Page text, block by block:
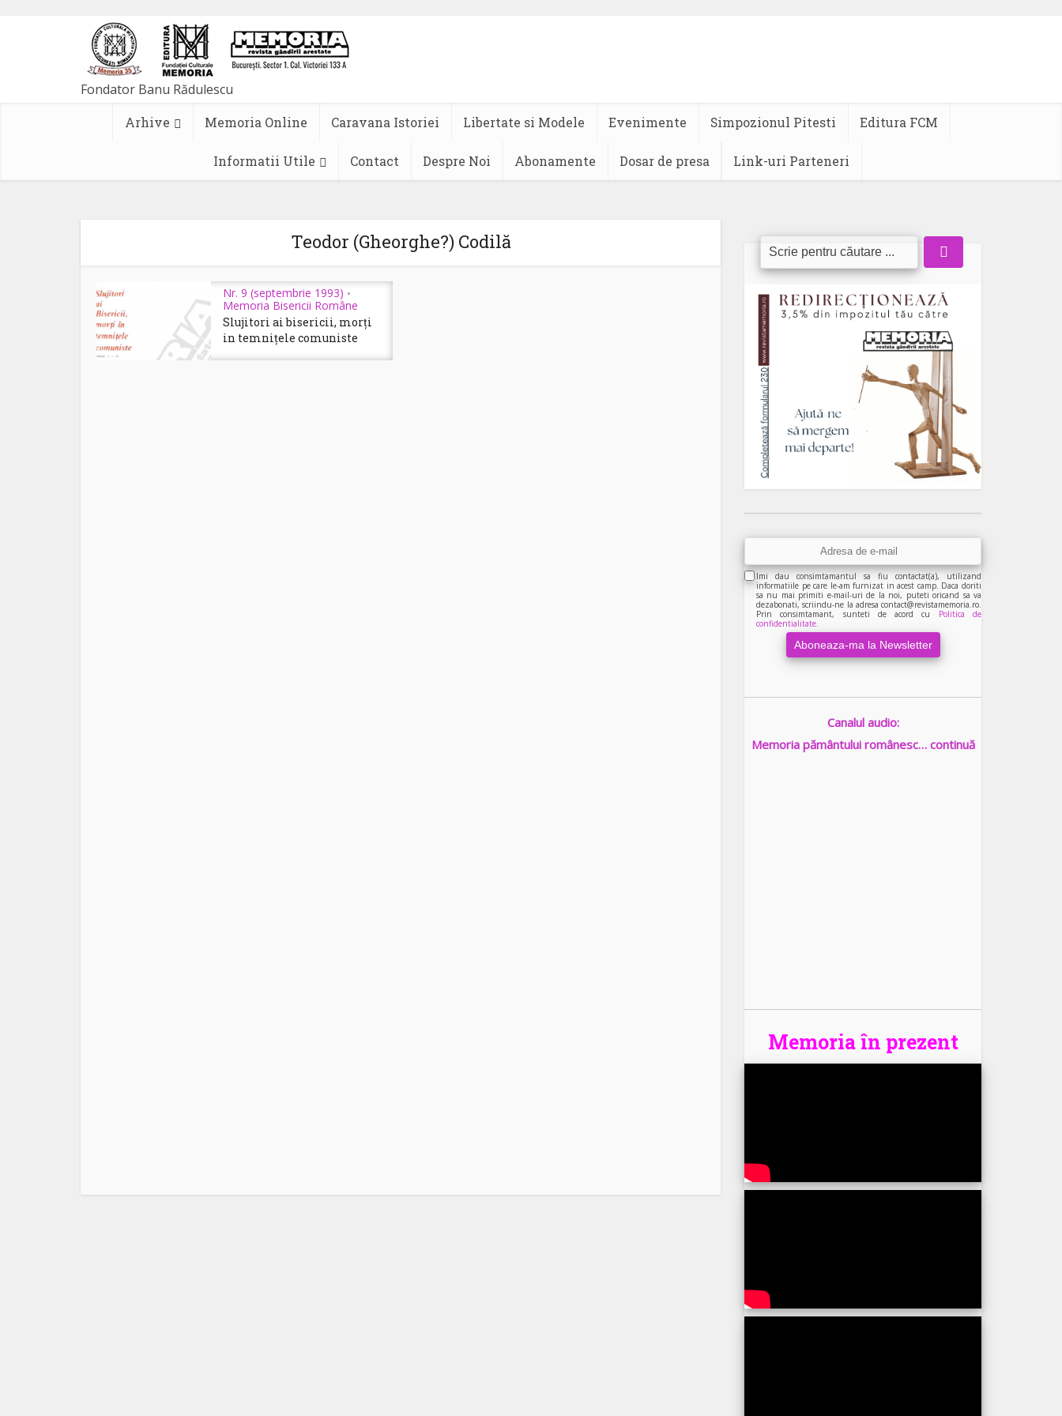
Arhive Memoria Online Caravana Istoriei Libertate si Modele Evenimente Simpozionul Pitesti Editura FCM
Informatii Utile Contact Despre Noi Abonamente Dosar de presa Link-uri Parteneri
Teodor (Gheorghe?) Codilă
Nr. 9 (septembrie 1993) •
Memoria Bisericii Române
Slujitori ai bisericii, morți
in temnițele comuniste
Imi dau consimtamantul sa fiu contactat(a), utilizand
informatiile pe care le-am furnizat in acest camp. Daca doriti
sa nu mai primiti e-mail-uri de la noi, puteti oricand sa va
dezabonati, scriindu-ne la adresa contact@revistamemoria.ro.
Prin consimtamant, sunteti de acord cu Politica de
confidentialitate.
Canalul audio:
Memoria pământului românesc… continuă
Memoria în prezent